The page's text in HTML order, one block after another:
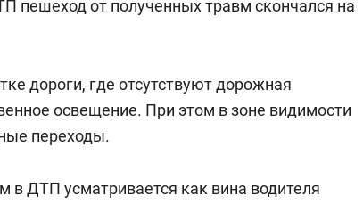
пешеход от полученных травм скончался на
дороги, где отсутствуют дорожная
освещение. При этом в зоне видимости
переходы.
ДТП усматривается как вина водителя